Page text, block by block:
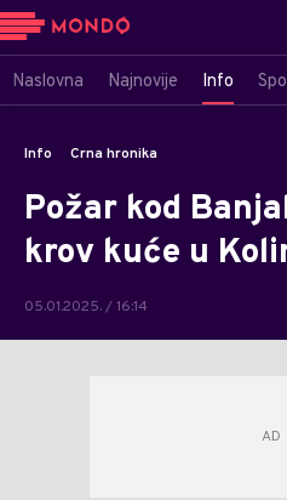
Naslovna Najnovije Info
Info Crna hronika
Požar kod
krov kuće u
05.01.2025. / 16:14